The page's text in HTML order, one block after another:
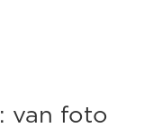
van foto